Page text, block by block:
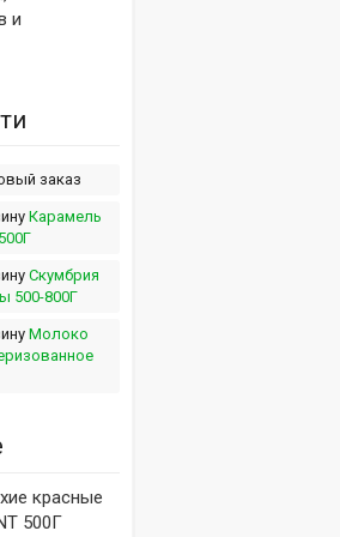
и
заказ
Карамель
Скумбрия
500-800Г
Молоко
красные
500Г